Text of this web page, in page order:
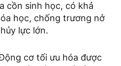
cồn sinh học, có khả
học, chống trương nở
lực lớn.
cơ tối ưu hóa được